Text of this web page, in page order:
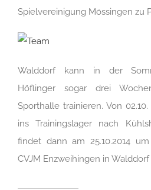
Spielvereinigung Mössingen zu
Walddorf kann in der
Höflinger sogar drei
Sporthalle trainieren. Von
ins Trainingslager nach
findet dann am 25.10.2014
CVJM Enzweihingen in Walddorf